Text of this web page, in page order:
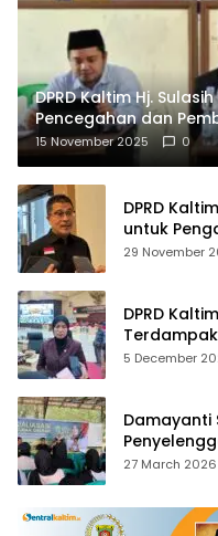
DPRD Kaltim Hj.
Pencegahan dan
15 November 2025 0
DPRD
untuk
Agama
29 November
DPRD
Pusat
5 December
Damayanti
dan
27 March 2026